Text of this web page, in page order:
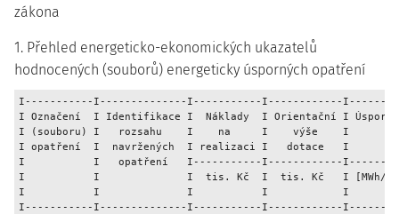
zákona
1. Přehled energeticko-ekonomických ukazatelů
hodnocených (souborů) energeticky úsporných opatření
I-----------I--------------I-----------I------------
I Označení  I Identifikace I  Náklady  I Orientační I
I (souboru) I   rozsahu    I    na     I    výše    I
I opatření  I  navržených  I realizaci I   dotace
I           I   opatření   I-----------I------------
I           I              I  tis. Kč  I  tis. Kč   I [MWh/
I           I              I           I            I
I-----------I--------------I-----------I------------